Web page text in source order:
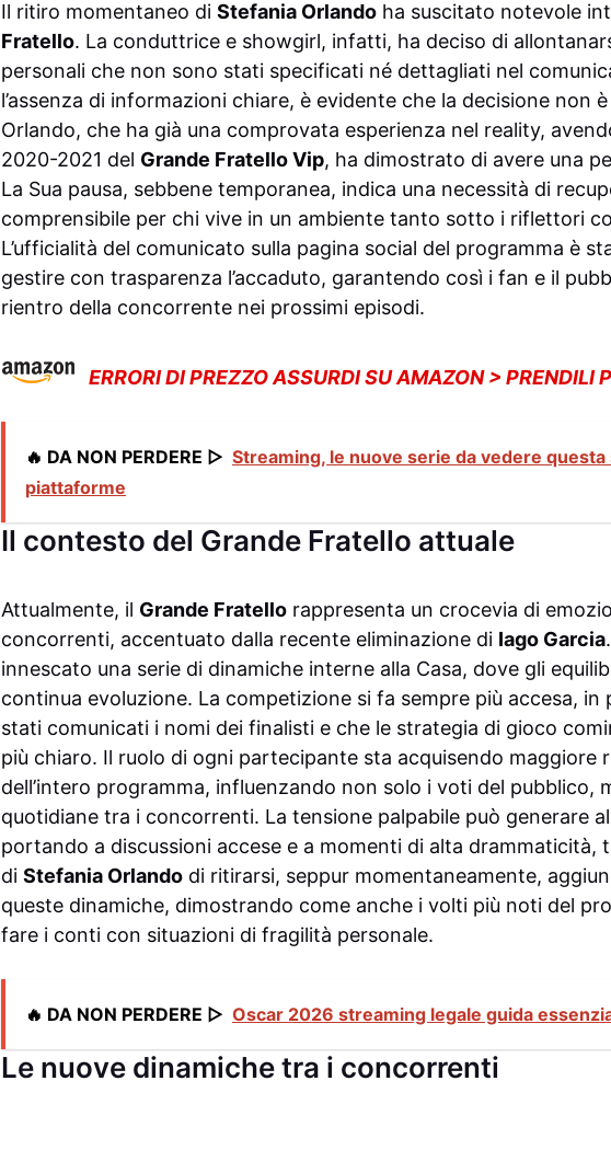
Il ritiro momentaneo di Stefania Orlando ha suscitato notevole
Fratello. La conduttrice e showgirl, infatti, ha deciso di
personali che non sono stati specificati né dettagliati nel
l’assenza di informazioni chiare, è evidente che la decisione non
Orlando, che ha già una comprovata esperienza nel reality,
2020-2021 del Grande Fratello Vip, ha dimostrato di avere una
La Sua pausa, sebbene temporanea, indica una necessità di
comprensibile per chi vive in un ambiente tanto sotto i riflettori
L’ufficialità del comunicato sulla pagina social del programma è
gestire con trasparenza l’accaduto, garantendo così i fan e il
rientro della concorrente nei prossimi episodi.
ERRORI DI PREZZO ASSURDI SU AMAZON > PRENDILI
🔥 DA NON PERDERE ▷ Streaming, le nuove serie da vedere
piattaforme
Il contesto del Grande Fratello attuale
Attualmente, il Grande Fratello rappresenta un crocevia di
concorrenti, accentuato dalla recente eliminazione di Iago Garcia
innescato una serie di dinamiche interne alla Casa, dove gli
continua evoluzione. La competizione si fa sempre più accesa,
stati comunicati i nomi dei finalisti e che le strategia di gioco
più chiaro. Il ruolo di ogni partecipante sta acquisendo maggiore
dell’intero programma, influenzando non solo i voti del pubblico,
quotidiane tra i concorrenti. La tensione palpabile può generare
portando a discussioni accese e a momenti di alta drammaticità,
di Stefania Orlando di ritirarsi, seppur momentaneamente,
queste dinamiche, dimostrando come anche i volti più noti del
fare i conti con situazioni di fragilità personale.
🔥 DA NON PERDERE ▷ Oscar 2026 streaming legale guida
Le nuove dinamiche tra i concorrenti